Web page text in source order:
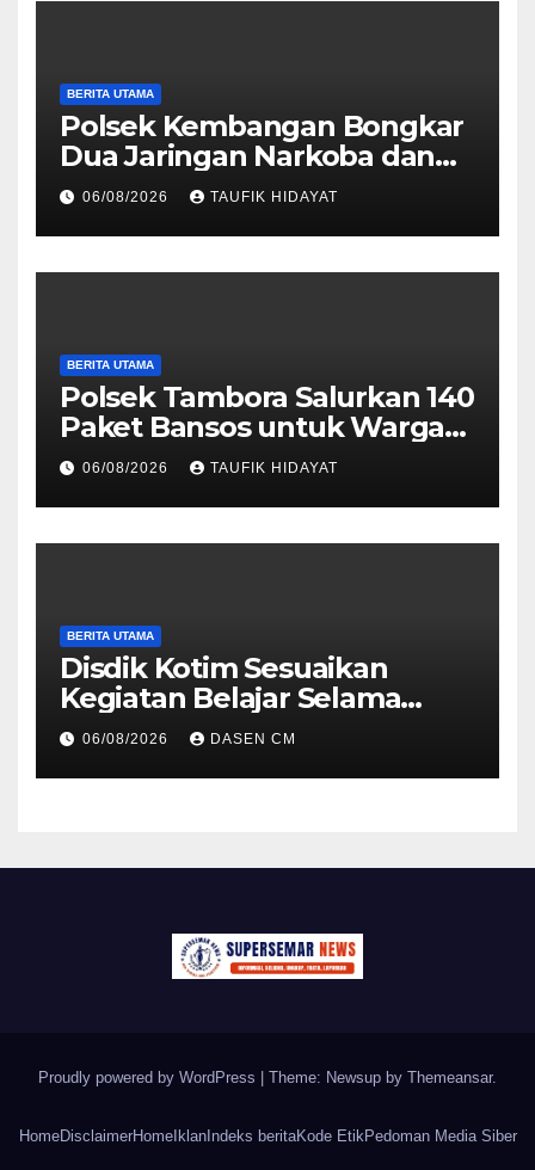
BERITA UTAMA
Polsek Kembangan Bongkar
Dua Jaringan Narkoba dan
Obat Keras, Sita Puluhan
Ribu Pil, 1,1 Kg Sabu hingga
Vape Etomidate
06/08/2026 TAUFIK HIDAYAT
BERITA UTAMA
Polsek Tambora Salurkan 140
Paket Bansos untuk Warga
Slum Area, Wujud
Kepedulian Sambut HUT ke-
81 RI
06/08/2026 TAUFIK HIDAYAT
BERITA UTAMA
Disdik Kotim Sesuaikan
Kegiatan Belajar Selama
Musim Kemarau
06/08/2026 DASEN CM
Proudly powered by WordPress Theme: Newsup by Themeansar.
HomeDisclaimerHomeIklanIndeks beritaKode EtikPedoman Media Siber